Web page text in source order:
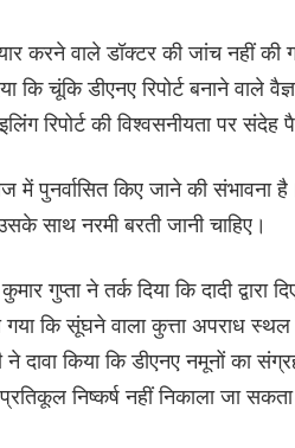
करने वाले डॉक्टर की जांच नहीं की
चूंकि डीएनए रिपोर्ट बनाने वाले
रिपोर्ट की विश्वसनीयता पर संदेह
में पुनर्वासित किए जाने की संभावना
साथ नरमी बरती जानी चाहिए।
गुप्ता ने तर्क दिया कि दादी द्वारा
कि सूंघने वाला कुत्ता अपराध
किया कि डीएनए नमूनों का
निष्कर्ष नहीं निकाला जा